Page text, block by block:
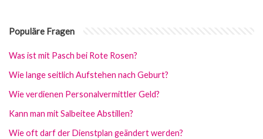
Populäre Fragen
Was ist mit Pasch bei Rote Rosen?
Wie lange seitlich Aufstehen nach Geburt?
Wie verdienen Personalvermittler Geld?
Kann man mit Salbeitee Abstillen?
Wie oft darf der Dienstplan geändert werden?